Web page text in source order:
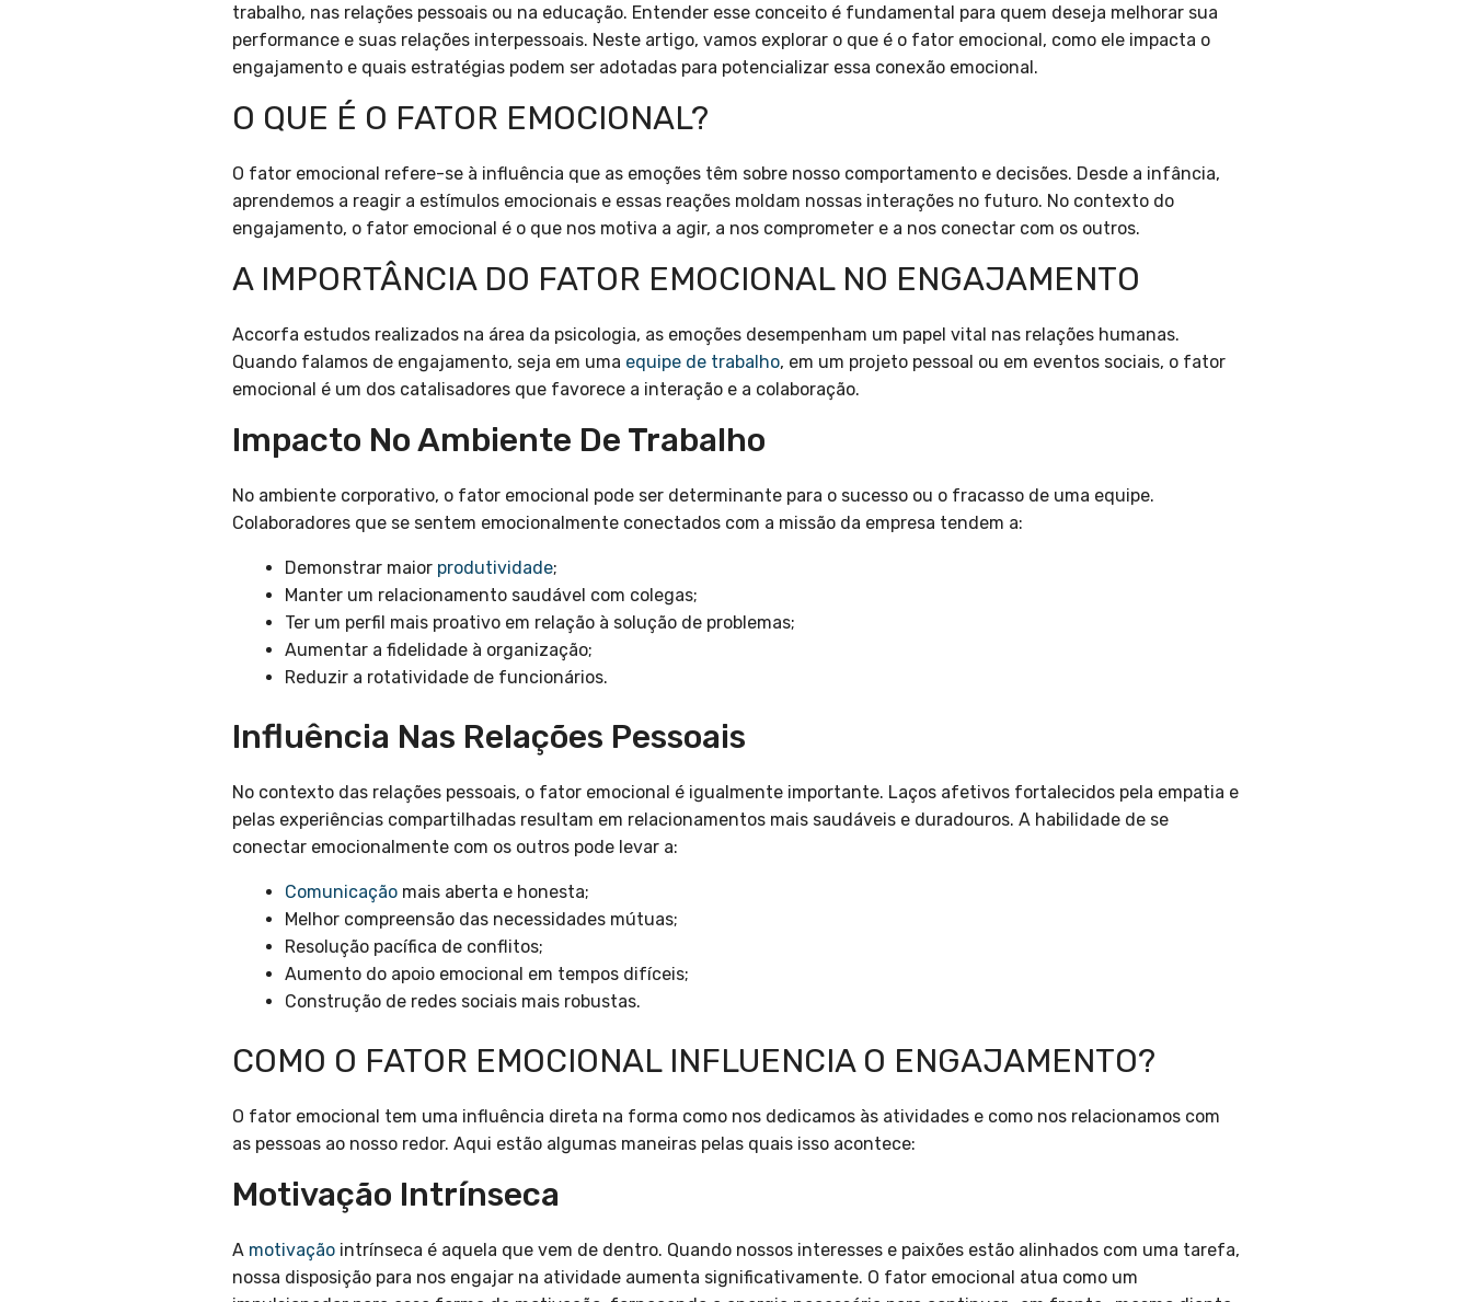
trabalho, nas relações pessoais ou na educação. Entender esse conceito é fundamental para quem deseja melhorar sua
performance e suas relações interpessoais. Neste artigo, vamos explorar o que é o fator emocional, como ele impacta o
engajamento e quais estratégias podem ser adotadas para potencializar essa conexão emocional.
O QUE É O FATOR EMOCIONAL?
O fator emocional refere-se à influência que as emoções têm sobre nosso comportamento e decisões. Desde a infância,
aprendemos a reagir a estímulos emocionais e essas reações moldam nossas interações no futuro. No contexto do
engajamento, o fator emocional é o que nos motiva a agir, a nos comprometer e a nos conectar com os outros.
A IMPORTÂNCIA DO FATOR EMOCIONAL NO ENGAJAMENTO
Accorfa estudos realizados na área da psicologia, as emoções desempenham um papel vital nas relações humanas.
Quando falamos de engajamento, seja em uma equipe de trabalho, em um projeto pessoal ou em eventos sociais, o fator
emocional é um dos catalisadores que favorece a interação e a colaboração.
Impacto No Ambiente De Trabalho
No ambiente corporativo, o fator emocional pode ser determinante para o sucesso ou o fracasso de uma equipe.
Colaboradores que se sentem emocionalmente conectados com a missão da empresa tendem a:
Demonstrar maior produtividade;
Manter um relacionamento saudável com colegas;
Ter um perfil mais proativo em relação à solução de problemas;
Aumentar a fidelidade à organização;
Reduzir a rotatividade de funcionários.
Influência Nas Relações Pessoais
No contexto das relações pessoais, o fator emocional é igualmente importante. Laços afetivos fortalecidos pela empatia e
pelas experiências compartilhadas resultam em relacionamentos mais saudáveis e duradouros. A habilidade de se
conectar emocionalmente com os outros pode levar a:
Comunicação mais aberta e honesta;
Melhor compreensão das necessidades mútuas;
Resolução pacífica de conflitos;
Aumento do apoio emocional em tempos difíceis;
Construção de redes sociais mais robustas.
COMO O FATOR EMOCIONAL INFLUENCIA O ENGAJAMENTO?
O fator emocional tem uma influência direta na forma como nos dedicamos às atividades e como nos relacionamos com
as pessoas ao nosso redor. Aqui estão algumas maneiras pelas quais isso acontece:
Motivação Intrínseca
A motivação intrínseca é aquela que vem de dentro. Quando nossos interesses e paixões estão alinhados com uma tarefa,
nossa disposição para nos engajar na atividade aumenta significativamente. O fator emocional atua como um